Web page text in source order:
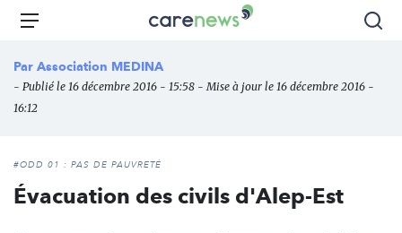
Aller
principal
Carenews,
média
des
Menu
Par Association MEDINA
- Publié le 16 décembre 2016 - 15:58 - Mise à jour le 16 décembre 2016 -
16:12
#ODD 01 : PAS DE PAUVRETÉ
Évacuation des civils d'Alep-Est